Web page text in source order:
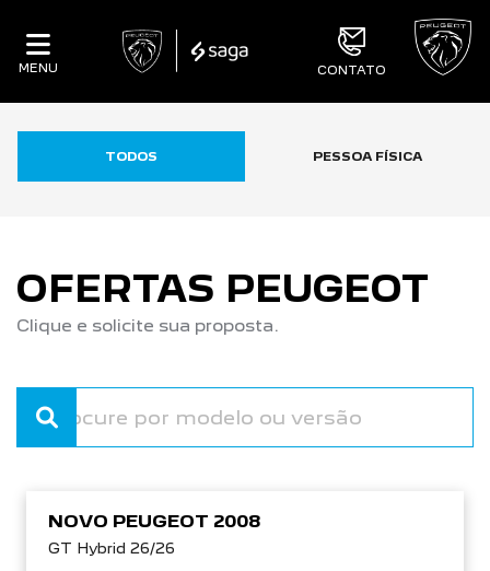
MENU CONTATO
TODOS PESSOA FÍSICA
OFERTAS PEUGEOT
Clique e solicite sua proposta.
NOVO PEUGEOT 2008
GT Hybrid 26/26